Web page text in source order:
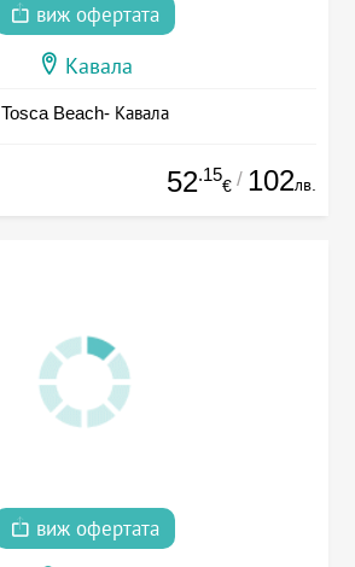
виж офертата
Кавала
Tosca Beach- Кавала
52.15
€ / 102лв.
виж офертата